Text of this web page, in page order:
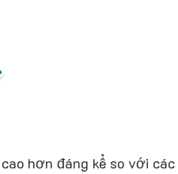
hơn đáng kể so với các